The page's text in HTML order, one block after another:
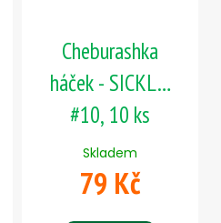
Cheburashka
háček - SICKLE,
#10, 10 ks
Skladem
79 Kč